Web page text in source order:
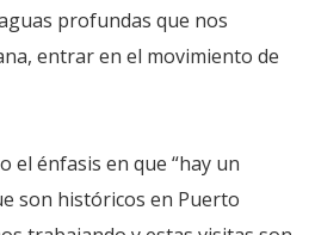
profundas que nos
entrar en el movimiento de
el énfasis en que “hay un
son históricos en Puerto